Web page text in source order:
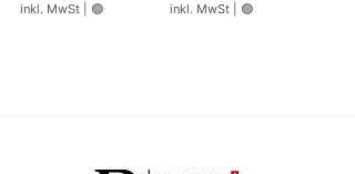
inkl. MwSt
🟢
inkl. MwSt
🟢